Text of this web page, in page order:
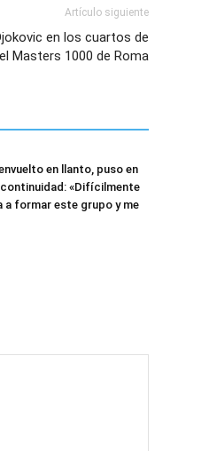
Artículo siguiente
en los cuartos de
Masters 1000 de Roma
en llanto, puso en
«Difícilmente
a formar este grupo y me